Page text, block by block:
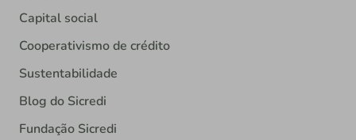
Capital social
Cooperativismo de crédito
Sustentabilidade
Blog do Sicredi
Fundação Sicredi